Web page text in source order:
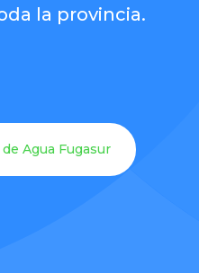
la provincia.
Agua Fugasur